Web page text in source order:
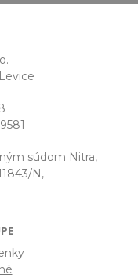
súdom Nitra,
N,